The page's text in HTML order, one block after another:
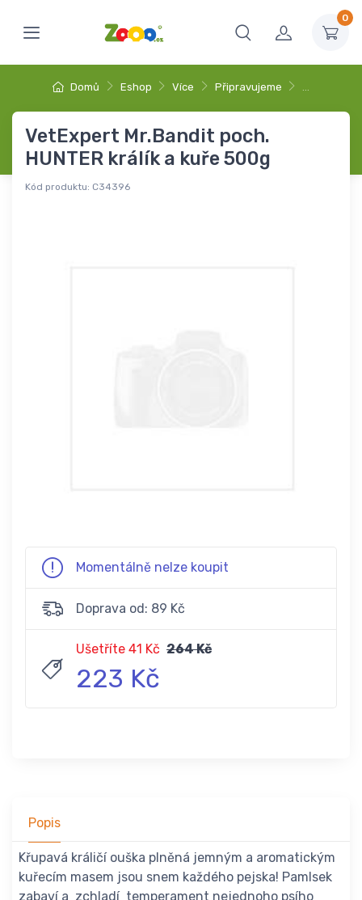
0
Domů Eshop Více Připravujeme …
VetExpert Mr.Bandit poch.
HUNTER králík a kuře 500g
Kód produktu: C34396
Momentálně nelze koupit
Doprava od: 89 Kč
Ušetříte 41 Kč 264 Kč
223 Kč
Popis
Křupavá králičí ouška plněná jemným a aromatickým
kuřecím masem jsou snem každého pejska! Pamlsek
zabaví a zchladí temperament nejednoho psího